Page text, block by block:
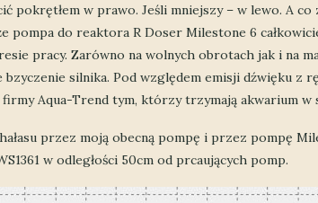
pokrętłem w prawo. Jeśli mniejszy – w lewo. A co
pompa do reaktora R Doser Milestone 6
pracy. Zarówno na wolnych obrotach jak i na
bzyczenie silnika. Pod względem emisji dźwięku z
Aqua-Trend tym, którzy trzymają akwarium w
przez moją obecną pompę i przez pompę
w odległości 50cm od prcaujących pomp.